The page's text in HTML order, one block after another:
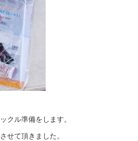
クル準備をします。
せて頂きました。